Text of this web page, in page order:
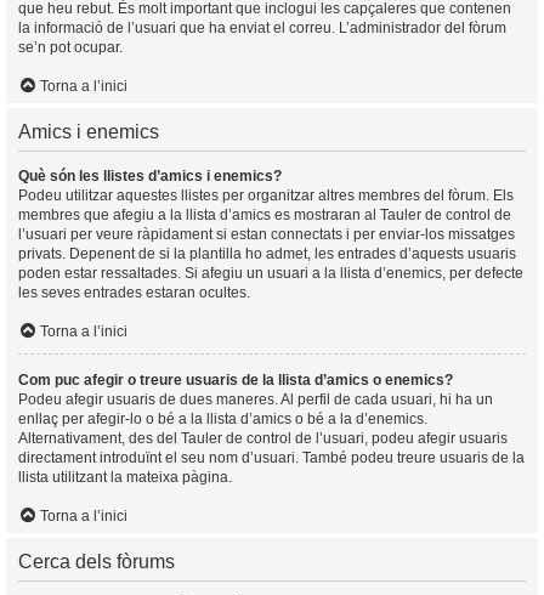
que heu rebut. És molt important que inclogui les capçaleres que contenen
la informació de l’usuari que ha enviat el correu. L’administrador del fòrum
se’n pot ocupar.
Torna a l’inici
Amics i enemics
Què són les llistes d’amics i enemics?
Podeu utilitzar aquestes llistes per organitzar altres membres del fòrum. Els
membres que afegiu a la llista d’amics es mostraran al Tauler de control de
l’usuari per veure ràpidament si estan connectats i per enviar-los missatges
privats. Depenent de si la plantilla ho admet, les entrades d’aquests usuaris
poden estar ressaltades. Si afegiu un usuari a la llista d’enemics, per defecte
les seves entrades estaran ocultes.
Torna a l’inici
Com puc afegir o treure usuaris de la llista d’amics o enemics?
Podeu afegir usuaris de dues maneres. Al perfil de cada usuari, hi ha un
enllaç per afegir-lo o bé a la llista d’amics o bé a la d’enemics.
Alternativament, des del Tauler de control de l’usuari, podeu afegir usuaris
directament introduïnt el seu nom d’usuari. També podeu treure usuaris de la
llista utilitzant la mateixa pàgina.
Torna a l’inici
Cerca dels fòrums